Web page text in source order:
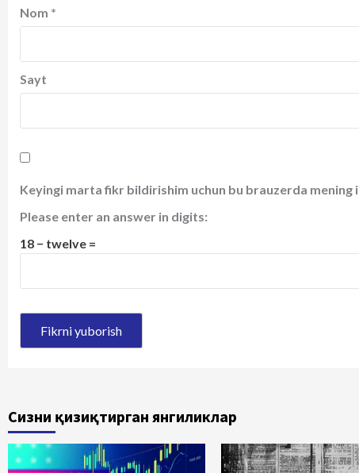
Nom *
Sayt
Keyingi marta fikr bildirishim uchun bu brauzerda mening
Please enter an answer in digits:
18 − twelve =
Сизни қизиқтирган янгиликлар